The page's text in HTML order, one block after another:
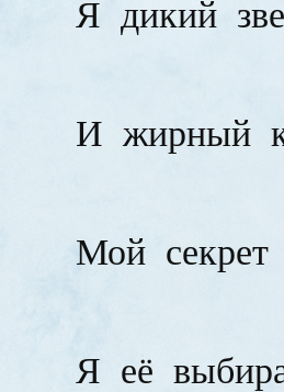
Я дикий
И жирный
Мой секрет
Я её